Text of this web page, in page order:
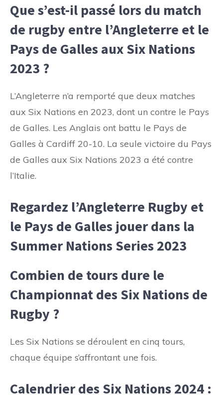
Que s’est-il passé lors du match
de rugby entre l’Angleterre et le
Pays de Galles aux Six Nations
2023 ?
L’Angleterre n’a remporté que deux matches
aux Six Nations en 2023, dont un contre le Pays
de Galles. Les Anglais ont battu le Pays de
Galles à Cardiff 20-10. La seule victoire du Pays
de Galles aux Six Nations 2023 a été contre
l’Italie.
Regardez l’Angleterre Rugby et
le Pays de Galles jouer dans la
Summer Nations Series 2023
Combien de tours dure le
Championnat des Six Nations de
Rugby ?
Les Six Nations se déroulent en cinq tours,
chaque équipe s’affrontant une fois.
Calendrier des Six Nations 2024 :